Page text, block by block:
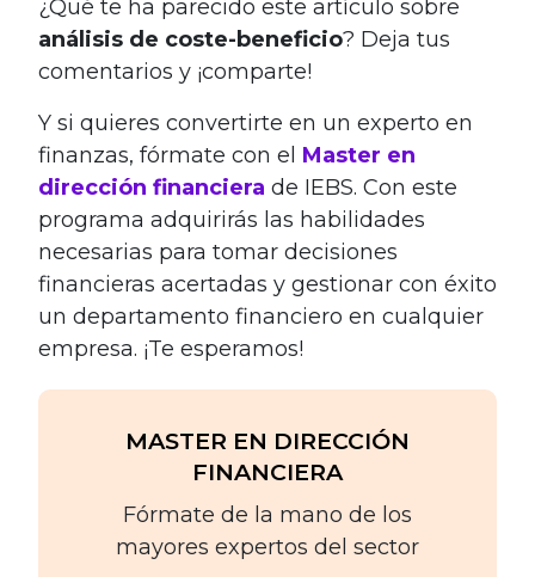
¿Qué te ha parecido este artículo sobre
análisis de coste-beneficio? Deja tus
comentarios y ¡comparte!
Y si quieres convertirte en un experto en
finanzas, fórmate con el Master en
dirección financiera de IEBS. Con este
programa adquirirás las habilidades
necesarias para tomar decisiones
financieras acertadas y gestionar con éxito
un departamento financiero en cualquier
empresa. ¡Te esperamos!
MASTER EN DIRECCIÓN
FINANCIERA
Fórmate de la mano de los
mayores expertos del sector